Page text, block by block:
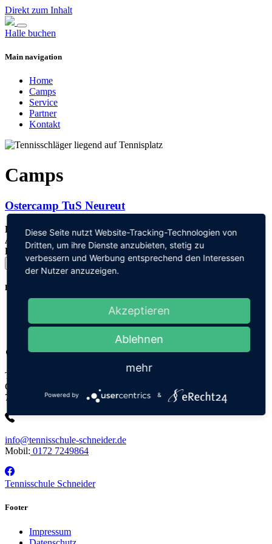
Direkt zum Inhalt
Halle buchen
Main navigation
Home
Camps
Service
Partner
Kontakt
Camps
Ostercamp TuS Neureut
Kosten:210.- € pro Camp
Alter:11-18 Jahre
Leitung des Trainings:Matthias Schneider
weitere Details...
Headermenu
Tennisschule
Tennisschule Matthias Schneider
Gewerbering 8
76351 Linkenheim-Hochstetten
info@tennisschule-schneider.de
Mobil: 0172 7249864
Tennisschule Schneider
Footer
Impressum
Diese Seite nutzt Website-Tracking-Technologien von
Dritten, um ihre Dienste anzubieten, stetig zu
verbessern und Werbung entsprechend den Interessen
der Nutzer anzuzeigen.
Akzeptieren
Ablehnen
mehr
Powered by &